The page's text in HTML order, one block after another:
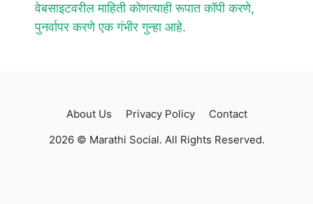
वेबसाइटवरील माहिती कोणत्याही रूपात कॉपी करणे,
पुनर्वापर करणे एक गंभीर गुन्हा आहे.
About Us Privacy Policy
Contact
2026 © Marathi Social. All Rights Reserved.